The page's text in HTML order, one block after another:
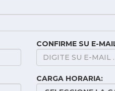
CONFIRME SU E-
CARGA HORARIA: